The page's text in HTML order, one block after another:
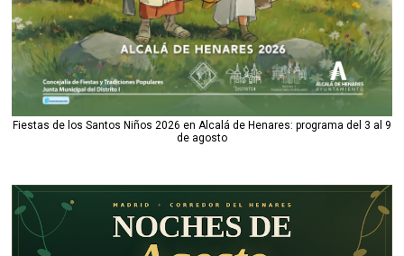
Fiestas de los Santos Niños 2026 en Alcalá de Henares: programa del 3 al 9
de agosto